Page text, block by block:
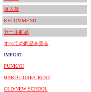
再入荷
RECOMMEND
セール商品
すべての商品を見る
IMPORT
PUNK/OI
HARD CORE/CRUST
OLD/NEW SCHOOL